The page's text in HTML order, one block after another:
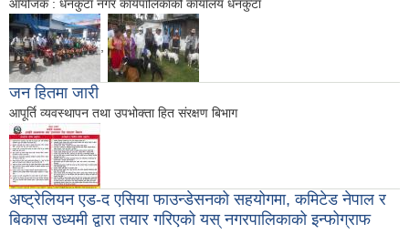
आयोजक : धनकुटा नगर कार्यपालिकाको कार्यालय धनकुटा
,
जन हितमा जारी
आपूर्ति व्यवस्थापन तथा उपभोक्ता हित संरक्षण बिभाग
अष्ट्रेलियन एड-द एसिया फाउन्डेसनको सहयोगमा, कमिटेड नेपाल र
बिकास उध्यमी द्वारा तयार गरिएको यस् नगरपालिकाको इन्फोग्राफ